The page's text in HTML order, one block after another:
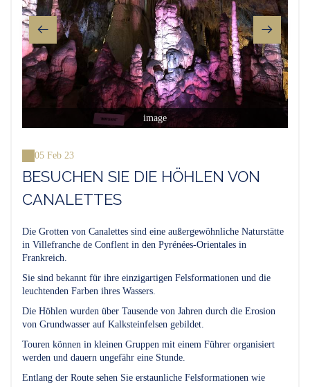
image
05 Feb 23
BESUCHEN SIE DIE HÖHLEN VON
CANALETTES
Die Grotten von Canalettes sind eine außergewöhnliche Naturstätte
in Villefranche de Conflent in den Pyrénées-Orientales in
Frankreich.
Sie sind bekannt für ihre einzigartigen Felsformationen und die
leuchtenden Farben ihres Wassers.
Die Höhlen wurden über Tausende von Jahren durch die Erosion
von Grundwasser auf Kalksteinfelsen gebildet.
Touren können in kleinen Gruppen mit einem Führer organisiert
werden und dauern ungefähr eine Stunde.
Entlang der Route sehen Sie erstaunliche Felsformationen wie